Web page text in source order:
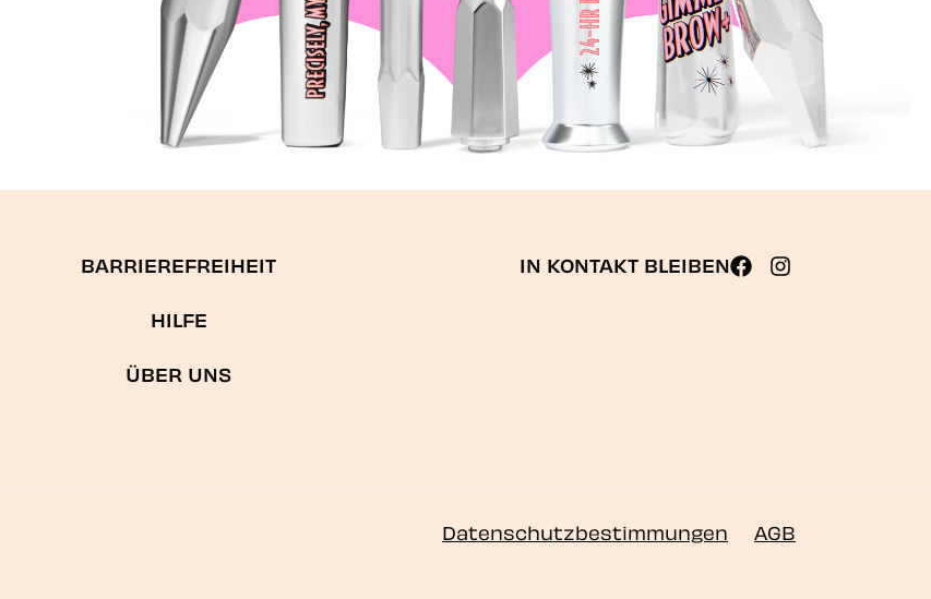
BARRIEREFREIHEIT
HILFE
ÜBER UNS
IN KONTAKT BLEIBEN
Datenschutzbestimmungen AGB